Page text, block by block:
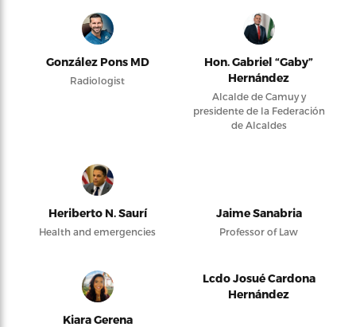
González Pons MD
Radiologist
Hon. Gabriel “Gaby”
Hernández
Alcalde de Camuy y
presidente de la Federación
de Alcaldes
Heriberto N. Saurí
Health and emergencies
Jaime Sanabria
Professor of Law
Kiara Gerena
Lcdo Josué Cardona
Hernández